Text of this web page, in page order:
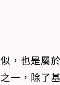
，也是屬
一，除了